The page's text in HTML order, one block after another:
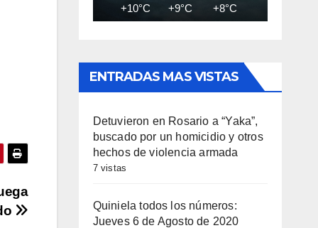
+10°C +9°C +8°C
ENTRADAS MAS VISTAS
Detuvieron en Rosario a “Yaka”,
buscado por un homicidio y otros
hechos de violencia armada
7 vistas
Quiniela todos los números:
Jueves 6 de Agosto de 2020